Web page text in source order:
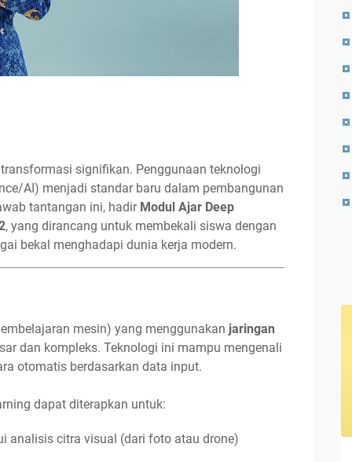
signifikan. Penggunaan teknologi
AI) menjadi standar baru dalam pembangunan
tantangan ini, hadir Modul Ajar Deep
, yang dirancang untuk membekali siswa dengan
bekal menghadapi dunia kerja modern.
mesin) yang menggunakan jaringan
dan kompleks. Teknologi ini mampu mengenali
otomatis berdasarkan data input.
dapat diterapkan untuk:
analisis citra visual (dari foto atau drone)